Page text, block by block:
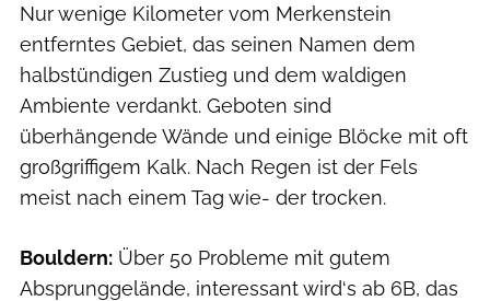
Nur wenige Kilometer vom Merkenstein
entferntes Gebiet, das seinen Namen dem
halbstündigen Zustieg und dem waldigen
Ambiente verdankt. Geboten sind
überhängende Wände und einige Blöcke mit oft
großgriffigem Kalk. Nach Regen ist der Fels
meist nach einem Tag wie- der trocken.
Bouldern: Über 50 Probleme mit gutem
Absprunggelände, interessant wird‘s ab 6B, das